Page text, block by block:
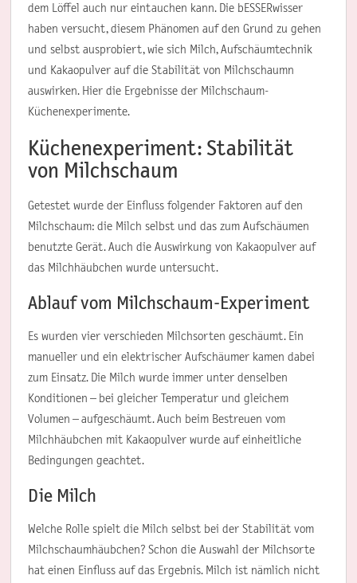
dem Löffel auch nur eintauchen kann. Die bESSERwisser
haben versucht, diesem Phänomen auf den Grund zu gehen
und selbst ausprobiert, wie sich Milch, Aufschäumtechnik
und Kakaopulver auf die Stabilität von Milchschaumn
auswirken. Hier die Ergebnisse der Milchschaum-
Küchenexperimente.
Küchenexperiment: Stabilität
von Milchschaum
Getestet wurde der Einfluss folgender Faktoren auf den
Milchschaum: die Milch selbst und das zum Aufschäumen
benutzte Gerät. Auch die Auswirkung von Kakaopulver auf
das Milchhäubchen wurde untersucht.
Ablauf vom Milchschaum-Experiment
Es wurden vier verschieden Milchsorten geschäumt. Ein
manueller und ein elektrischer Aufschäumer kamen dabei
zum Einsatz. Die Milch wurde immer unter denselben
Konditionen – bei gleicher Temperatur und gleichem
Volumen – aufgeschäumt. Auch beim Bestreuen vom
Milchhäubchen mit Kakaopulver wurde auf einheitliche
Bedingungen geachtet.
Die Milch
Welche Rolle spielt die Milch selbst bei der Stabilität vom
Milchschaumhäubchen? Schon die Auswahl der Milchsorte
hat einen Einfluss auf das Ergebnis. Milch ist nämlich nicht